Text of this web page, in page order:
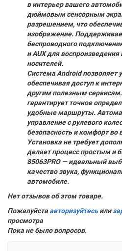
в интерьер вашего
дюймовым сенсорным
разрешением, что
изображение.
беспроводного
и AUX для
носителей.
Система Android позволяет
обеспечивая доступ к
другим полезным
гарантирует точное
удобные маршруты.
управление с рулевого
безопасность и комфорт
Установка не требует
делает процесс простым и
85063PRO — идеальный
качество звука,
автомобиле.
Нет отзывов об этом товаре.
Пожалуйста авторизуйтесьили
просмотра
Пока не было вопросов.